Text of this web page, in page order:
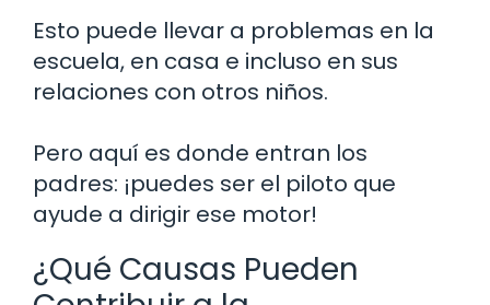
Esto puede llevar a problemas en la
escuela, en casa e incluso en sus
relaciones con otros niños.
Pero aquí es donde entran los
padres: ¡puedes ser el piloto que
ayude a dirigir ese motor!
¿Qué Causas Pueden